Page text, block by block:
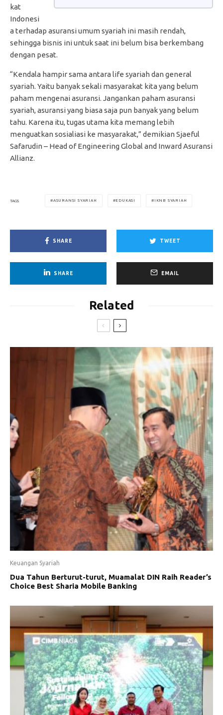
kat
Indonesi
a terhadap asuransi umum syariah ini masih rendah,
sehingga bisnis ini untuk saat ini belum bisa berkembang
dengan pesat.
“Kendala hampir sama antara life syariah dan general
syariah. Yaitu banyak sekali masyarakat kita yang belum
paham mengenai asuransi. Jangankan paham asuransi
syariah, asuransi yang biasa saja pun banyak yang belum
tahu. Karena itu, tugas utama kita memang lebih
menguatkan sosialiasi ke masyarakat,” demikian Sjaeful
Safarudin – Head of Engineering Global and Inward Asuransi
Allianz.
TAGS ASURANSI SYARIAH EDUKASI IKNB SYARIAH
SHARE TWEET
SHARE EMAIL
Related
Keuangan Syariah
Dua Tahun Berturut-turut, Muamalat DIN Raih Reader’s
Choice Best Sharia Mobile Banking